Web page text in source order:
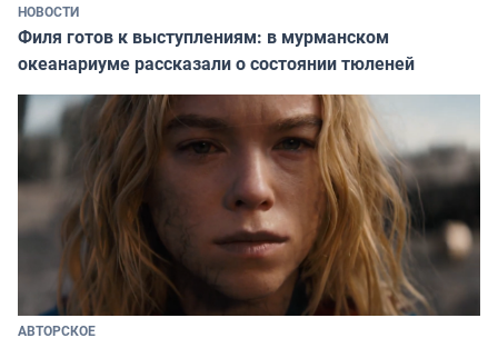
НОВОСТИ
Филя готов к выступлениям: в мурманском
океанариуме рассказали о состоянии тюленей
АВТОРСКОЕ